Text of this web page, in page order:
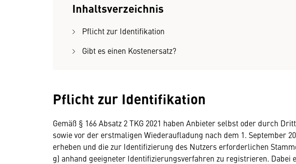
Inhaltsverzeichnis
Pflicht zur Identifikation
Gibt es einen Kostenersatz?
Pflicht zur Identifikation
Gemäß § 166 Absatz 2 TKG 2021 haben Anbieter selbst oder durch
sowie vor der erstmaligen Wiederaufladung nach dem 1. September
erheben und die zur Identifizierung des Nutzers erforderlichen
g) anhand geeigneter Identifizierungsverfahren zu registrieren. Dabei